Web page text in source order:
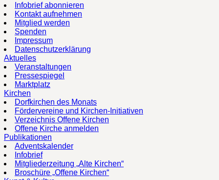
Infobrief abonnieren
Kontakt aufnehmen
Mitglied werden
Spenden
Impressum
Datenschutzerklärung
Aktuelles
Veranstaltungen
Pressespiegel
Marktplatz
Kirchen
Dorfkirchen des Monats
Fördervereine und Kirchen-Initiativen
Verzeichnis Offene Kirchen
Offene Kirche anmelden
Publikationen
Adventskalender
Infobrief
Mitgliederzeitung „Alte Kirchen“
Broschüre „Offene Kirchen“